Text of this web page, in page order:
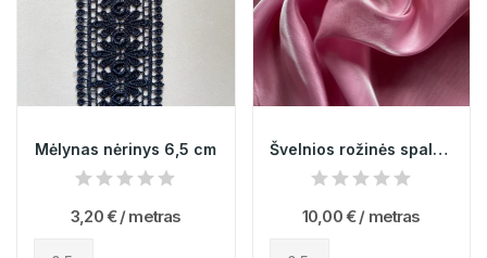
Mėlynas nėrinys 6,5 cm
3,20 € / metras
Švelnios rožinės spalvos organza
10,00 € / metras